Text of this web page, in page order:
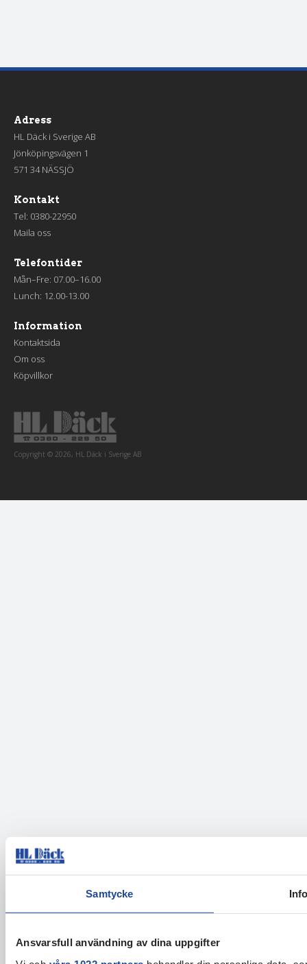
Samtycke
Ansvarsfull användning av dina uppgifter
Adress
HL Däck i Sverige AB
Jönköpingsvägen 1
571 34 NÄSSJÖ
Kontakt
Tel: 0380-22950
Maila oss
Telefontider
Mån–Fre: 07.00–16.00
Lunch: 12.00-13.00
Information
Kontaktsida
Om oss
Köpvillkor
Copyright © 2026, HL Däck i Sverige AB